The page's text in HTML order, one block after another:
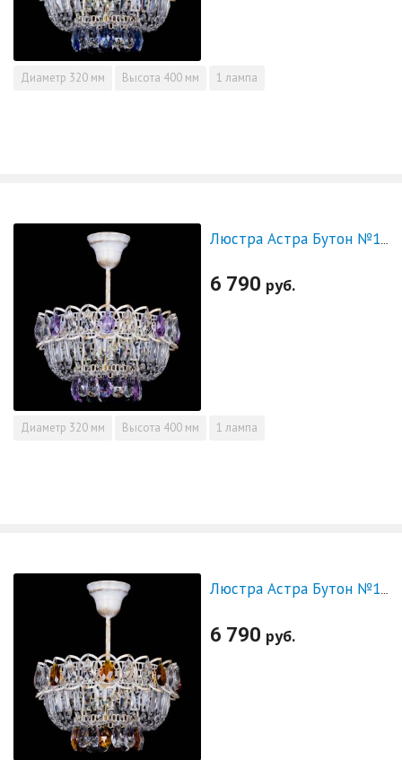
Диаметр 320 мм Высота 400 мм 1 лампа
Люстра Астра Бутон №1 Фиолетовая - белая с подвесом
6 790 руб.
Диаметр 320 мм Высота 400 мм 1 лампа
Люстра Астра Бутон №1 Чайная - белая с подвесом
6 790 руб.